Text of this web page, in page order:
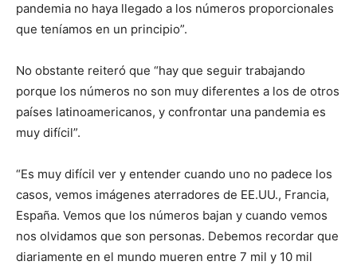
pandemia no haya llegado a los números proporcionales
que teníamos en un principio”.
No obstante reiteró que “hay que seguir trabajando
porque los números no son muy diferentes a los de otros
países latinoamericanos, y confrontar una pandemia es
muy difícil”.
“Es muy difícil ver y entender cuando uno no padece los
casos, vemos imágenes aterradores de EE.UU., Francia,
España. Vemos que los números bajan y cuando vemos
nos olvidamos que son personas. Debemos recordar que
diariamente en el mundo mueren entre 7 mil y 10 mil